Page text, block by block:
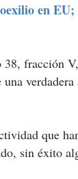
en
fracción
que
sin éxito